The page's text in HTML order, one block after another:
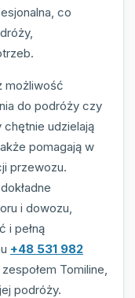
co
możliwość
do podróży czy
udzielają
pomagają w
przewozu.
i dowozu,
i pełną
+48 531 982
Tomiline,
podróży.